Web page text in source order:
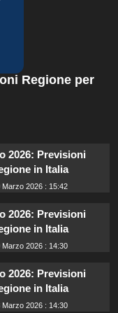
Regione per
2026: Previsioni
in Italia
Marzo 2026 : 15:42
2026: Previsioni
in Italia
Marzo 2026 : 14:30
2026: Previsioni
in Italia
Marzo 2026 : 14:30